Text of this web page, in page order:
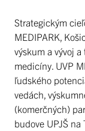
Strategickým
MEDIPARK,
výskum a vývoj
medicíny. UVP
ľudského
vedách,
(komerčných)
budove UPJŠ